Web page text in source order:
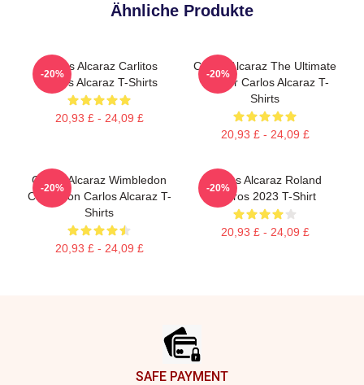
Ähnliche Produkte
Carlos Alcaraz Carlitos
Carlos Alcaraz T-Shirts
20,93 £ - 24,09 £
-20%
Carlos Alcaraz The Ultimate
Fighter Carlos Alcaraz T-
Shirts
20,93 £ - 24,09 £
-20%
Carlos Alcaraz Wimbledon
Champion Carlos Alcaraz T-
Shirts
20,93 £ - 24,09 £
-20%
Carlos Alcaraz Roland
Garros 2023 T-Shirt
20,93 £ - 24,09 £
-20%
SAFE PAYMENT